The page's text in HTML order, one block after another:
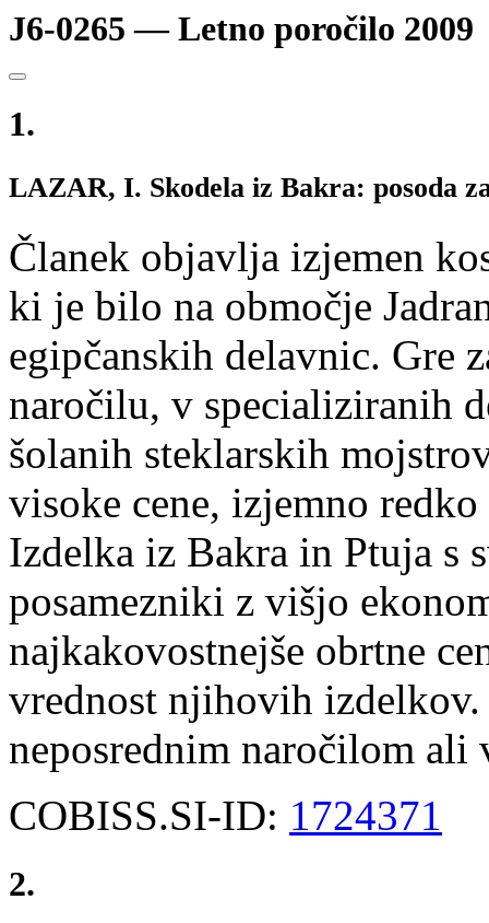
J6-0265 — Letno poročilo 2009
1.
LAZAR, I. Skodela iz Bakra: posoda
Članek objavlja izjemen
ki je bilo na območje
egipčanskih delavnic. Gre
naročilu, v specializiranih
šolanih steklarskih
visoke cene, izjemno
Izdelka iz Bakra in Ptuja s
posamezniki z višjo
najkakovostnejše obrtne
vrednost njihovih
neposrednim naročilom
COBISS.SI-ID: 1724371
2.